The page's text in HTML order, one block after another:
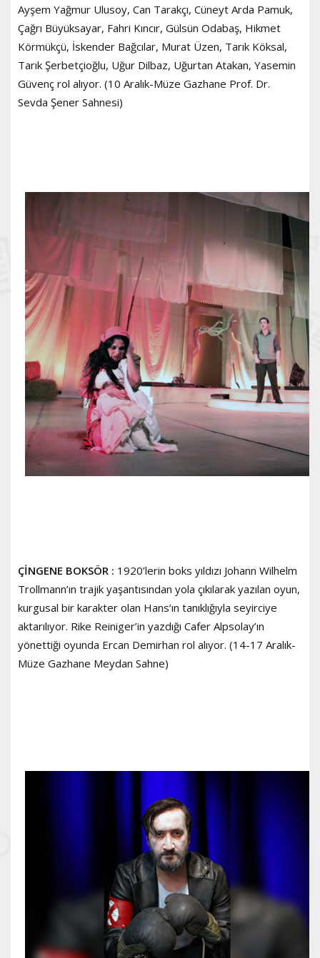
Ayşem Yağmur Ulusoy, Can Tarakçı, Cüneyt Arda Pamuk,
Çağrı Büyüksayar, Fahri Kıncır, Gülsün Odabaş, Hikmet
Körmükçü, İskender Bağcılar, Murat Üzen, Tarık Köksal,
Tarık Şerbetçioğlu, Uğur Dilbaz, Uğurtan Atakan, Yasemin
Güvenç rol alıyor. (10 Aralık-Müze Gazhane Prof. Dr.
Sevda Şener Sahnesi)
ÇİNGENE BOKSÖR : 1920’lerin boks yıldızı Johann Wilhelm
Trollmann’ın trajik yaşantısından yola çıkılarak yazılan oyun,
kurgusal bir karakter olan Hans’ın tanıklığıyla seyirciye
aktarılıyor. Rike Reiniger’in yazdığı Cafer Alpsolay’ın
yönettiği oyunda Ercan Demirhan rol alıyor. (14-17 Aralık-
Müze Gazhane Meydan Sahne)